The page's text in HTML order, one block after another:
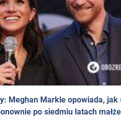
Meghan Markle opowiada, jak
po siedmiu latach